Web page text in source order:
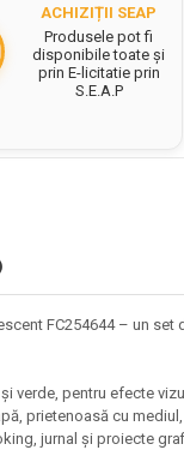
ACHIZIȚII SEAP
Produsele pot fi
disponibile toate și
prin E-licitatie prin
S.E.A.P
FC254644 – un
verde, pentru efecte
prietenoasă cu
jurnal și proiecte